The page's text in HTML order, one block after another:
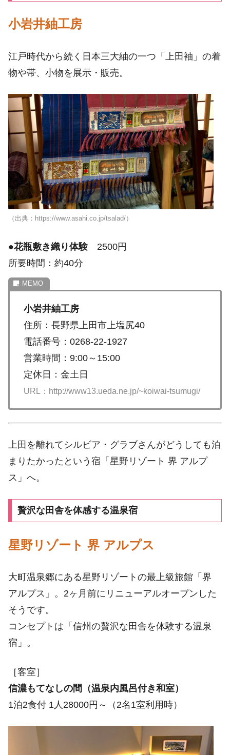
小岩井紬工房
江戸時代から続く日本三大紬の一つ「上田袖」の着
物や帯、小物を展示・販売。
（出典：https://www.asahi.co.jp/tsalad/）
●花瓶敷き織り体験 2500円
所要時間：約40分
小岩井紬工房
住所：長野県上田市上塩尻40
電話番号：0268-22-1927
営業時間：9:00～15:00
定休日：金土日
URL：http://www13.ueda.ne.jp/~koiwai-tsumugi/
上田を離れてシルビア・グラブさんがどうしても泊
まりたかったという宿「星野リゾート 界 アルプ
ス」へ。
贅沢な田舎を体感する温泉宿
星野リゾート 界 アルプス
大町温泉郷にある星野リゾートの最上級旅館「界
アルプス」。2ヶ月前にリニューアルオープンした
そうです。
コンセプトは「信州の贅沢な田舎を体験する温泉
宿」。
［客室］
信濃もてなしの間（温泉内風呂付き和室）
1泊2食付 1人28000円～（2名1室利用時）